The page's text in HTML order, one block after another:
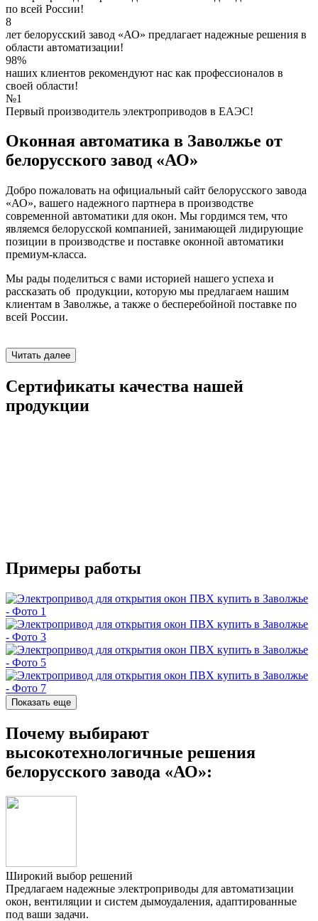
по всей России!
8
лет белорусский завод «АО» предлагает надежные решения в
области автоматизации!
98%
наших клиентов рекомендуют нас как профессионалов в
своей области!
№1
Первый производитель электроприводов в ЕАЭС!
Оконная автоматика в Заволжье от
белорусского завод «АО»
Добро пожаловать на официальный сайт белорусского завода
«АО», вашего надежного партнера в производстве
современной автоматики для окон. Мы гордимся тем, что
являемся белорусской компанией, занимающей лидирующие
позиции в производстве и поставке оконной автоматики
премиум-класса.
Мы рады поделиться с вами историей нашего успеха и
рассказать об продукции, которую мы предлагаем нашим
клиентам в Заволжье, а также о бесперебойной поставке по
всей России.
Читать далее
Сертификаты качества нашей
продукции
Примеры работы
Показать еще
Почему выбирают
высокотехнологичные решения
белорусского завода «АО»:
Широкий выбор решений
Предлагаем надежные электроприводы для автоматизации
окон, вентиляции и систем дымоудаления, адаптированные
под ваши задачи.